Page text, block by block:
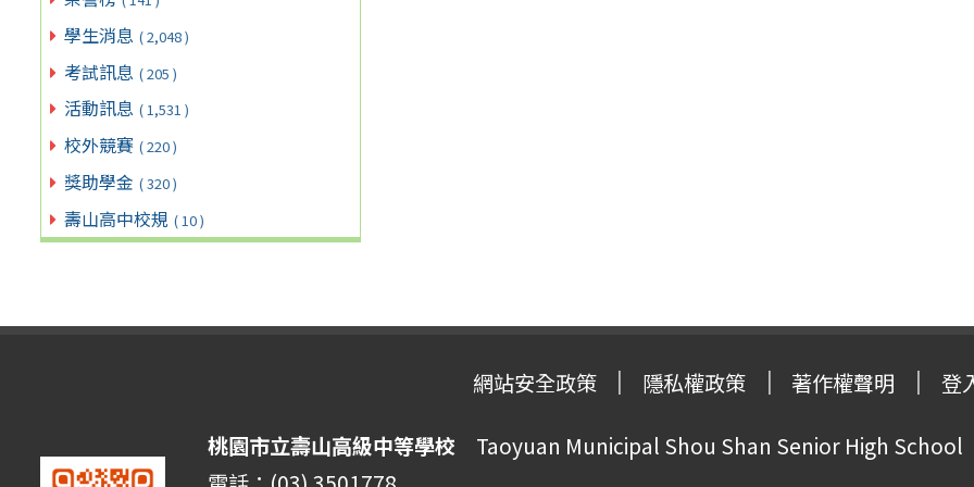
學生消息 ( 2,048 )
考試訊息 ( 205 )
活動訊息 ( 1,531 )
校外競賽 ( 220 )
獎助學金 ( 320 )
壽山高中校規 ( 10 )
網站安全政策 隱私權政策 著作權聲明 登
桃園市立壽山高級中等學校 Taoyuan Municipal Shou Shan Senior High School